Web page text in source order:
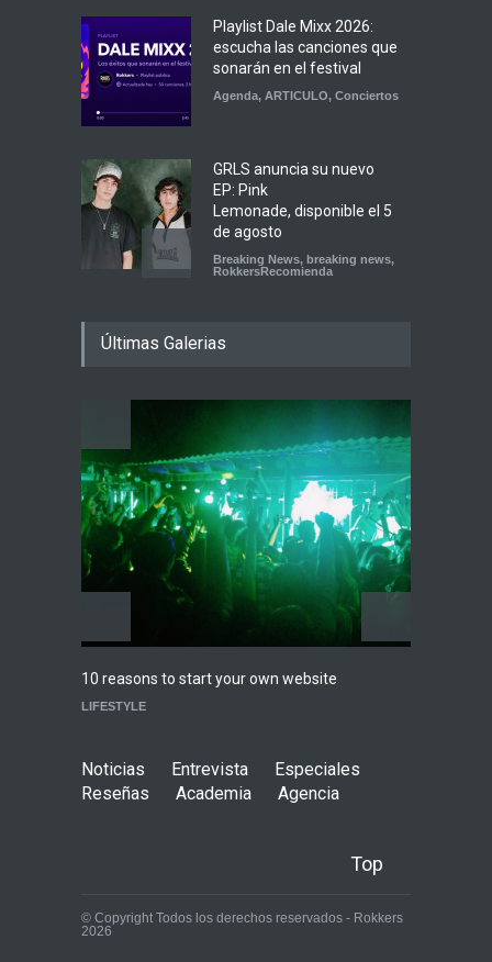
Playlist Dale Mixx 2026:
escucha las canciones que
sonarán en el festival
GRLS anuncia su nuevo
EP: Pink
Lemonade, disponible el 5
de agosto
RokkersRecomienda
Tour 2026"
Escucha "Pogo Rodeo" lo
nuevo de Psychedelic Porn
Crumpets
Agenda ,Breaking News,
breaking news, Conciertos ,
FeaturedPosts ,
RokkersRecomienda
Sin
categoría
Últimas Galerias
10 reasons to start your own website
Noticias Entrevista
Especiales
Reseñas
Academia Agencia
Top
© Copyright Todos los derechos reservados - Rokkers
2026